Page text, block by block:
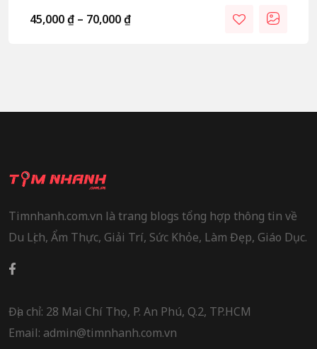
45,000₫ – 70,000₫
Timnhanh.com.vn là trang blogs tổng hợp thông tin về
Du Lịch, Ẩm Thực, Giải Trí, Sức Khỏe, Làm Đẹp, Giáo Dục.
Địa chỉ: 28 Mai Chí Thọ, P. An Phú, Q.2, TP.HCM
Email: admin@timnhanh.com.vn